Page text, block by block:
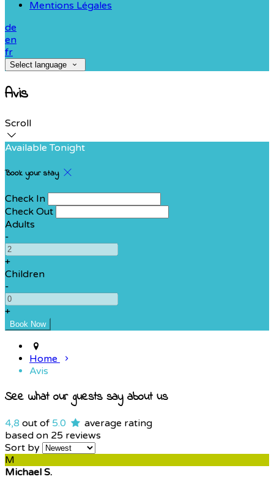
Mentions Légales
de
en
fr
Select language
Avis
Scroll
Available Tonight
Book your stay
Check In
Check Out
Adults
-
+
Children
-
+
Home
Avis
See what our guests say about us
4,8 out of 5.0
average rating
based on 25 reviews
Sort by
M
Michael S.